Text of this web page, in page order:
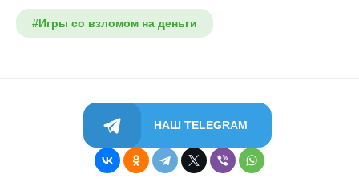
#Игры со взломом на деньги
НАШ TELEGRAM